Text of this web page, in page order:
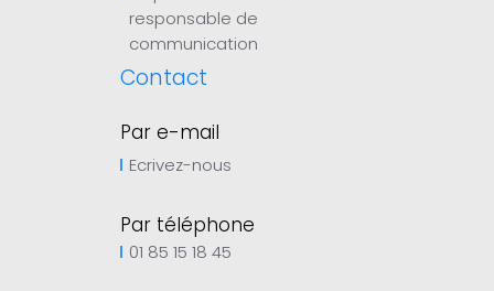
responsable de
communication
Contact
Par e-mail
Ecrivez-nous
Par téléphone
01 85 15 18 45